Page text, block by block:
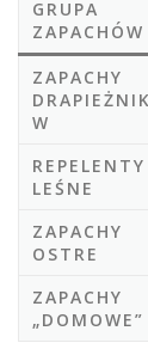
GRUPA
ZAPACHÓW
ZAPACHY
W
REPELENTY
LEŚNE
ZAPACHY
OSTRE
ZAPACHY
„DOMOWE”